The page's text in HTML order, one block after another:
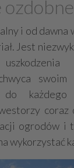
emalie
bloczki
Kostka
Kruszywa
Składy
Sklejki
Styropian
i od dawna
Jest
i
swoim
każdego
coraz
ogrodów i
wykorzystać